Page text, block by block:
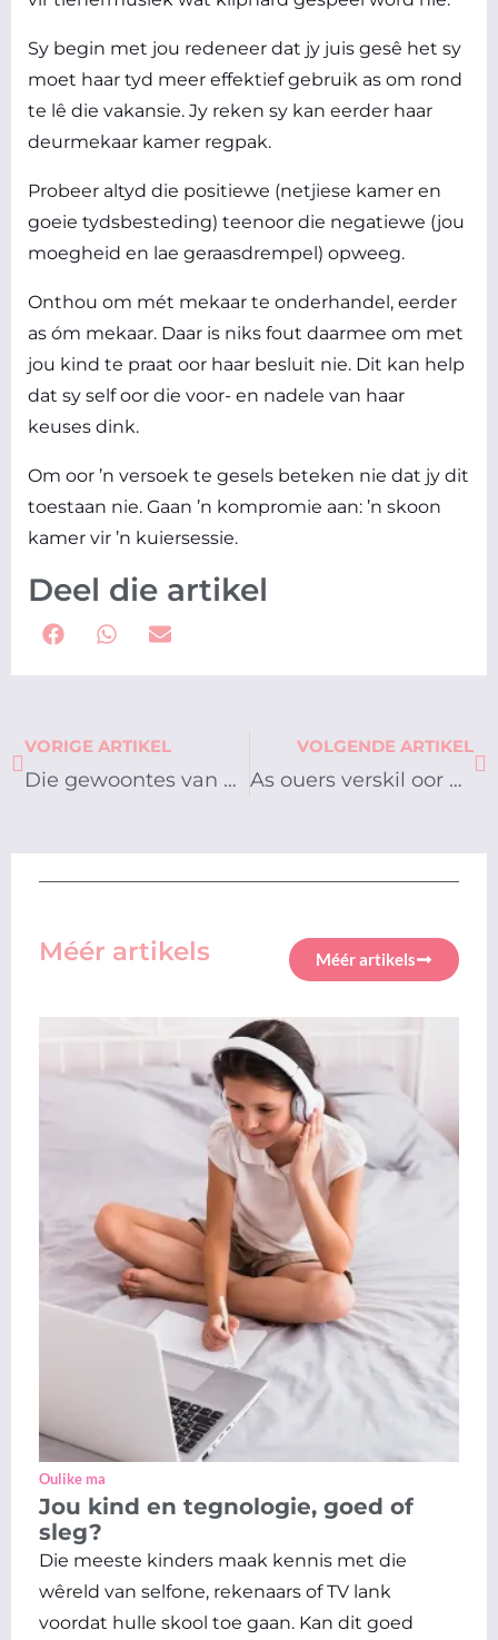
Sy begin met jou redeneer dat jy juis gesê het sy
moet haar tyd meer effektief gebruik as om rond
te lê die vakansie. Jy reken sy kan eerder haar
deurmekaar kamer regpak.
Probeer altyd die positiewe (netjiese kamer en
goeie tydsbesteding) teenoor die negatiewe (jou
moegheid en lae geraasdrempel) opweeg.
Onthou om mét mekaar te onderhandel, eerder
as óm mekaar. Daar is niks fout daarmee om met
jou kind te praat oor haar besluit nie. Dit kan help
dat sy selfoor die voor- en nadele van haar
keuses dink.
Om oor ’n versoek te gesels beteken nie dat jy dit
toestaan nie. Gaan ’n kompromie aan: ’n skoon
kamer vir ’n kuiersessie.
Deel die artikel
Prev
VORIGE ARTIKEL
Die gewoontes van gelukkige gesinne
VOLGENDE ARTIKEL
As ouers verskil oor dissipline
Méér artikels Méér artikels
Oulike ma
Jou kind en tegnologie, goed of
sleg?
Die meeste kinders maak kennis met die
wêreld van selfone, rekenaars of TV lank
voordat hulle skool toe gaan. Kan dit goed